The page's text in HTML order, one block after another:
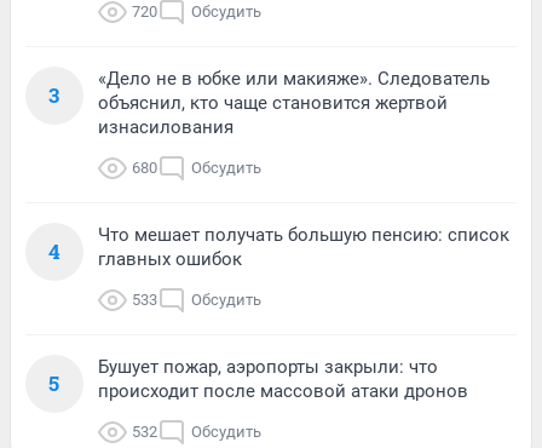
720 Обсудить
3
«Дело не в юбке или макияже». Следователь
объяснил, кто чаще становится жертвой
изнасилования
680 Обсудить
4
Что мешает получать большую пенсию: список
главных ошибок
533 Обсудить
5
Бушует пожар, аэропорты закрыли: что
происходит после массовой атаки дронов
532 Обсудить